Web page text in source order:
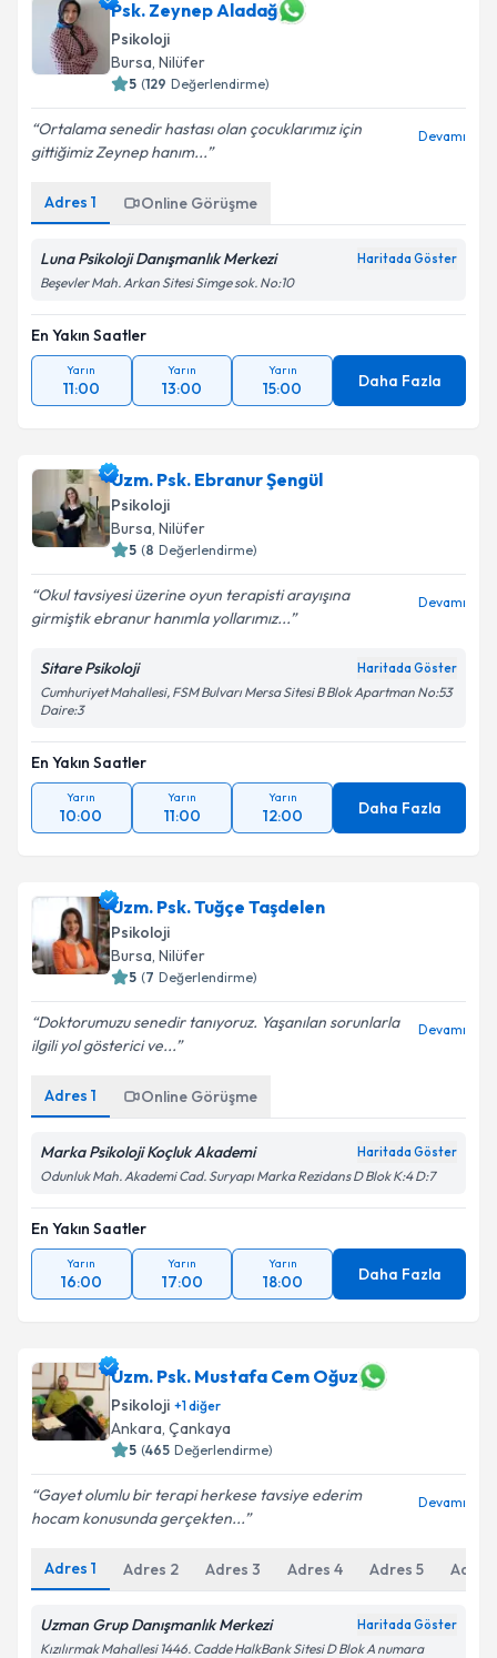
E-posta Adresiniz
Kişisel verilerimin işlenmesine ilişkinAydınlatma
Metni'ni okudum ve kişisel verilerimin belirtilen
Psk. Zeynep Aladağ
Psikoloji
Bursa, Nilüfer
5 (129 Değerlendirme)
Ortalama senedir hastası olan çocuklarımız için
gittiğimiz Zeynep hanım...
Devamı
Adres 1 Online Görüşme
Luna Psikoloji Danışmanlık Merkezi Haritada Göster
Beşevler Mah. Arkan Sitesi Simge sok. No:10
En Yakın Saatler
Yarın
11:00
Yarın
13:00
Yarın
15:00 Daha Fazla
Uzm. Psk. Ebranur Şengül
Psikoloji
Bursa, Nilüfer
5 (8 Değerlendirme)
Okul tavsiyesi üzerine oyun terapisti arayışına
girmiştik ebranur hanımla yollarımız...
Devamı
Sitare Psikoloji Haritada Göster
Cumhuriyet Mahallesi, FSM Bulvarı Mersa Sitesi B Blok Apartman No:53
Daire:3
En Yakın Saatler
Yarın
10:00
Yarın
11:00
Yarın
12:00 Daha Fazla
Uzm. Psk. Tuğçe Taşdelen
Psikoloji
Bursa, Nilüfer
5 (7 Değerlendirme)
Doktorumuzu senedir tanıyoruz. Yaşanılan sorunlarla
ilgili yol gösterici ve...
Devamı
Adres 1 Online Görüşme
Marka Psikoloji Koçluk Akademi Haritada Göster
Odunluk Mah. Akademi Cad. Suryapı Marka Rezidans D Blok K:4 D:7
En Yakın Saatler
Yarın
16:00
Yarın
17:00
Yarın
18:00 Daha Fazla
Uzm. Psk. Mustafa Cem Oğuz
Psikoloji +1diğer
Ankara, Çankaya
5 (465 Değerlendirme)
Gayet olumlu bir terapi herkese tavsiye ederim
hocam konusunda gerçekten...
Devamı
Adres 1 Adres 2 Adres 3 Adres 4 Adres 5 Adres
Uzman Grup Danışmanlık Merkezi Haritada Göster
Kızılırmak Mahallesi 1446. Cadde HalkBank Sitesi D Blok A numara